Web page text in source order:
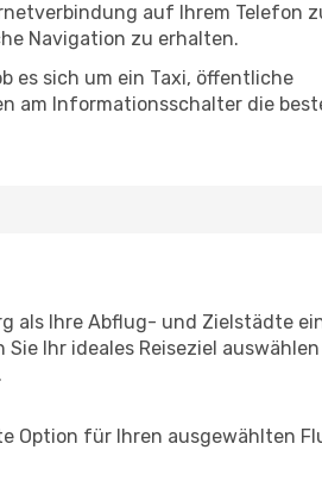
auf Ihrem Telefon
Navigation zu erhalten.
es sich um ein Taxi, öffentliche
am Informationsschalter die
als Ihre Abflug- und Zielstädte
Ihr ideales Reiseziel
Option für Ihren ausgewählten